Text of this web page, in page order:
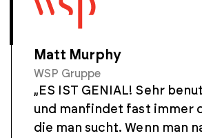
Matt Murphy
WSP Gruppe
„ES IST GENIAL! Sehr
und manfindet fast immer
die man sucht. Wenn man